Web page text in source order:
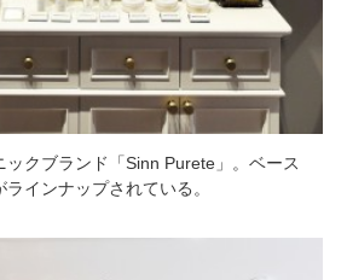
クブランド「Sinn Purete」。ベース
ラインナップされている。